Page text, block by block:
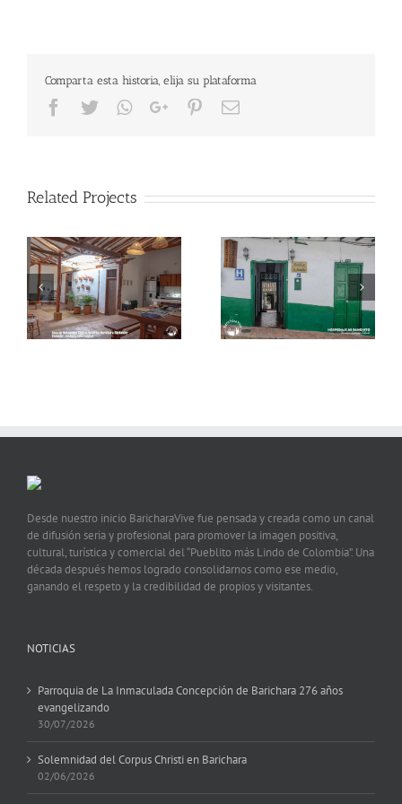
Comparta esta historia, elija su plataforma
Facebook
TwitterWhatsapp
Google+Pinterest
Email
Related Projects
Hospedaje Mi Ranchito
Condominio Parque
Baviera
Desde nuestro inicio BaricharaVive fue pensada y creada como un canal
de difusión seria y profesional para promover la imagen positiva,
cultural, turística y comercial del “Pueblito más Lindo de Colombia”. Una
década después hemos logrado consolidarnos como ese medio,
ganando el respeto y la credibilidad de propios y visitantes.
NOTICIAS
Parroquia de La Inmaculada Concepción de Barichara 276 años
evangelizando
30/07/2026
Solemnidad del Corpus Christi en Barichara
02/06/2026